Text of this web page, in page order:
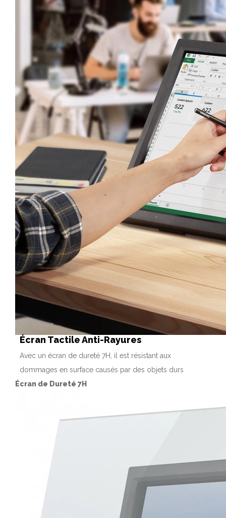
Écran Tactile Anti-Rayures
Avec un écran de dureté 7H, il est résistant aux
dommages en surface causés par des objets durs
Écran de Dureté 7H